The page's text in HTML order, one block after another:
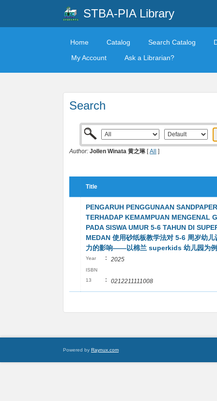
STBA-PIA Library
Home Catalog Search Catalog
My Account
Ask a Librarian?
Search
Author: Jollen Winata 黄之琳 [All ]
Title
PENGARUH PENGGUNAAN
TERHADAP KEMAMPUAN MENGENAL
PADA SISWA UMUR 5-6 TAHUN DI
MEDAN 使用砂纸板教学法对 5-6 周岁幼儿
力的影响——以棉兰 superkids 幼儿园为例
Year : 2025
ISBN
13
: 0212211111008
Powered by Raynux.com